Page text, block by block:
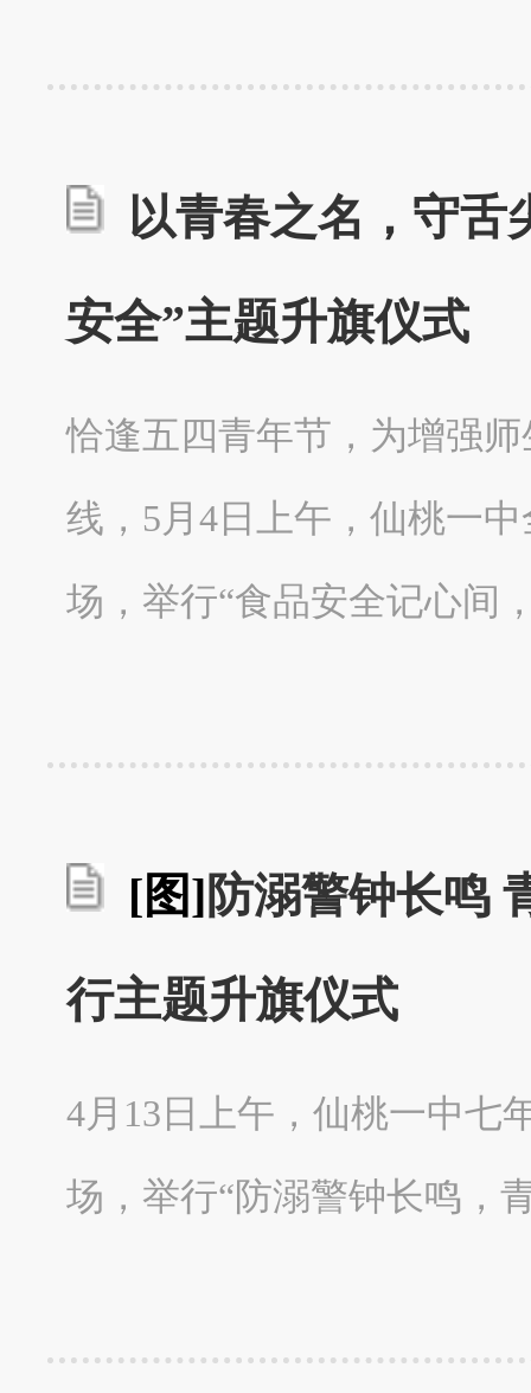
以青春之名，守舌
安全”主题升旗仪式
恰逢五四青年节，为增强
线，5月4日上午，仙桃一
场，举行“食品安全记心间
[图] 防溺警钟长鸣
行主题升旗仪式
4月13日上午，仙桃一中七
场，举行“防溺警钟长鸣，